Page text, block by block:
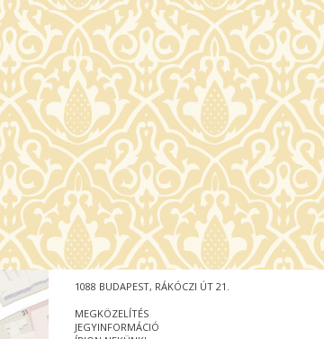
1088 BUDAPEST, RÁKÓCZI ÚT 21.
MEGKÖZELÍTÉS
JEGYINFORMÁCIÓ